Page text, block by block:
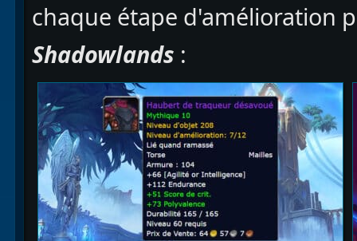
chaque étape d'amélioration
Shadowlands :